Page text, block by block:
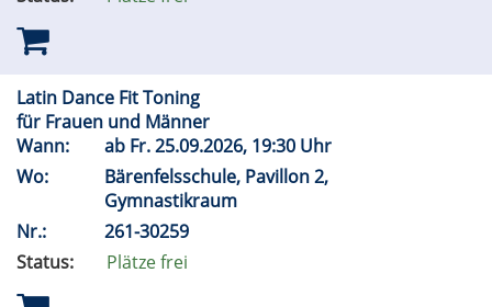
Latin Dance Fit Toning
für Frauen und Männer
Wann:
ab Fr.25.09.2026, 19:30 Uhr
Wo:
Bärenfelsschule, Pavillon 2,
Gymnastikraum
Nr.:
261-30259
Status:
Plätze frei